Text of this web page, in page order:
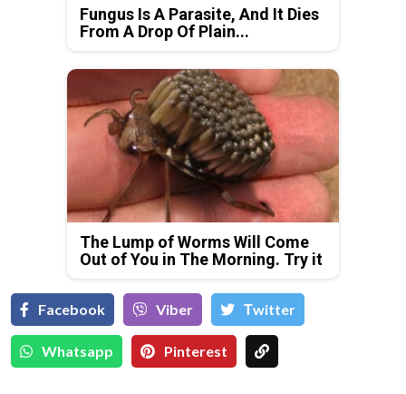
Fungus Is A Parasite, And It Dies
From A Drop Of Plain...
The Lump of Worms Will Come
Out of You in The Morning. Try it
Facebook Viber Тwitter
Whatsapp Pinterest